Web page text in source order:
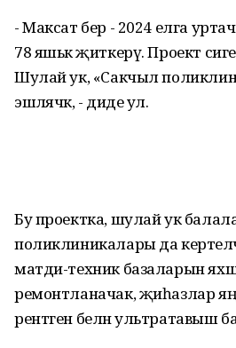
- Максат бер - 2024 елга
78 яшькә җиткерү. Проект
Шулай ук, «Сакчыл
эшләячәк, - диде ул.
Бу проектка, шулай ук
поликлиникалары да
матди-техник базаларын
ремонтланачак, җиһазлар
рентген белән ультратавыш